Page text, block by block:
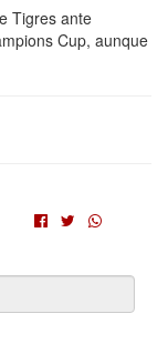
Tigres ante
Cup, aunque